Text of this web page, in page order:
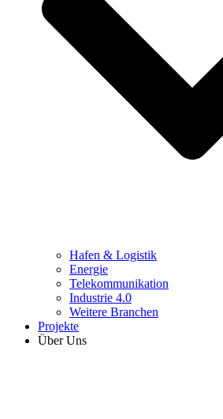
Hafen & Logistik
Energie
Telekommunikation
Industrie 4.0
Weitere Branchen
Projekte
Über Uns